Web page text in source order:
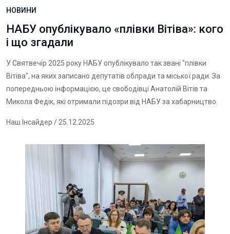
НОВИНИ
НАБУ опублікувало «плівки Вітіва»: кого
і що згадали
У Святвечір 2025 року НАБУ опублікувало так звані "плівки
Вітіва", на яких записано депутатів облради та міської ради. За
попередньою інформацією, це свободівці Анатолій Вітів та
Микола Федік, які отримали підозри від НАБУ за хабарництво.
Наш Інсайдер / 25.12.2025